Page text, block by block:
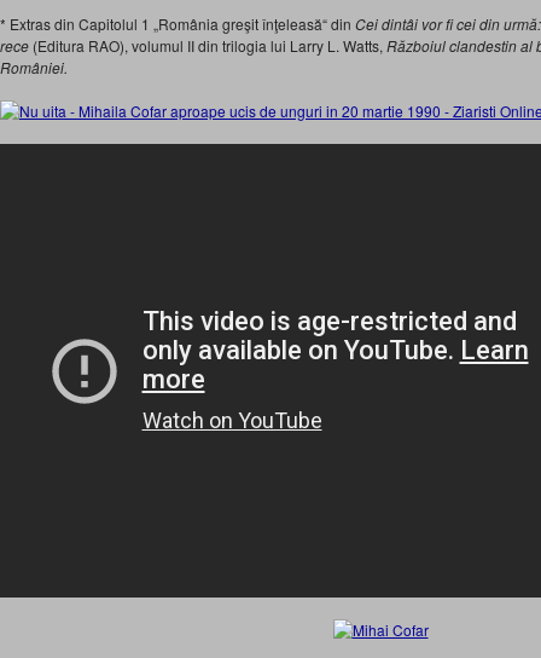
* Extras din Capitolul 1 „România greşit înţeleasă“ din Cei dintâi vor fi cei din
rece (Editura RAO), volumul II din trilogia lui Larry L. Watts, Războiul clandestin al
României.